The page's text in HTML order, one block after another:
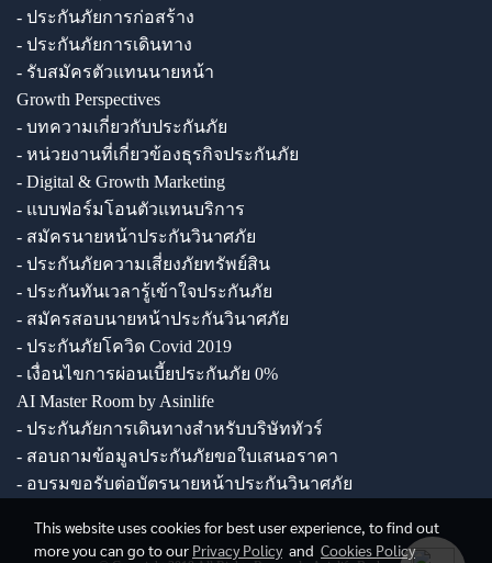
- ประกันภัยการก่อสร้าง
- ประกันภัยการเดินทาง
- รับสมัครตัวแทนนายหน้า
Growth Perspectives
- บทความเกี่ยวกับประกันภัย
- หน่วยงานที่เกี่ยวข้องธุรกิจประกันภัย
- Digital & Growth Marketing
- แบบฟอร์มโอนตัวแทนบริการ
- สมัครนายหน้าประกันวินาศภัย
- ประกันภัยความเสี่ยงภัยทรัพย์สิน
- ประกันทันเวลารู้เข้าใจประกันภัย
- สมัครสอบนายหน้าประกันวินาศภัย
- ประกันภัยโควิด Covid 2019
- เงื่อนไขการผ่อนเบี้ยประกันภัย 0%
AI Master Room by Asinlife
- ประกันภัยการเดินทางสำหรับบริษัททัวร์
- สอบถามข้อมูลประกันภัยขอใบเสนอราคา
- อบรมขอรับต่อบัตรนายหน้าประกันวินาศภัย
This website uses cookies for best user experience, to find out
more you can go to our Privacy Policyand Cookies Policy